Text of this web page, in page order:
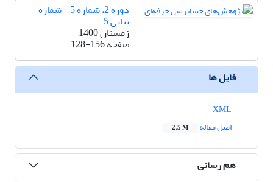
دوره 2، شماره 5 - شماره
پیاپی 5
زمستان 1400
صفحه128-156
فایل ها
اصل مقاله
2.5 M
هم رسانی